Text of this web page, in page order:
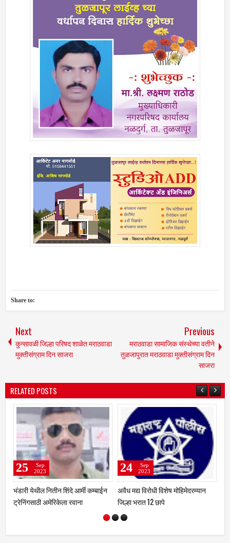
Share to:
Next
कुन्सावळी जिल्हा परिषद शाळेत मराठवाडा
मुक्तीसंग्राम दिन साजरा
Previous
मराठवाडा सामाजिक संस्थेच्या वतीने
तुळजापुरात मराठवाडा मुक्तीसंग्राम दिन
साजरा
RELATED POSTS
एन.व्ही.पी शुगर कारखाना शेतकऱ्यांना
केंद्र बिंदू मानून काम करणार - खा
24
Sep
2023
फटाके स्टॉल लावण्यासाठी दि.
ऑक्टोंबरपर्यंत प्रस्ताव मागविले
22
Sep
2023